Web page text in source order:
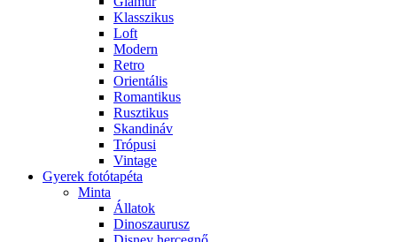
Klasszikus
Loft
Modern
Retro
Orientális
Romantikus
Rusztikus
Skandináv
Trópusi
Vintage
Gyerek fotótapéta
Minta
Állatok
Dinoszaurusz